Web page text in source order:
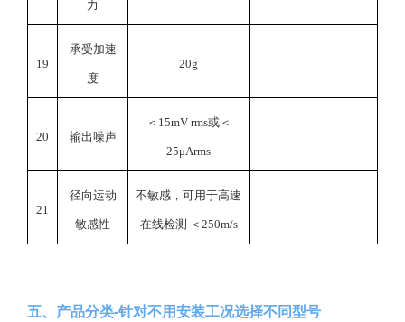
力
19
承受加速
度
20g
20 输出噪声
＜15mV rms或＜
25μArms
21
径向运动
敏感性
不敏感，可用于高速
在线检测 ＜250m/s
五、产品分类-针对不用安装工况选择不同型号